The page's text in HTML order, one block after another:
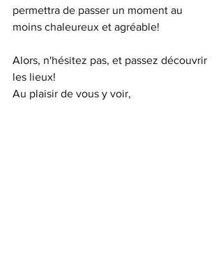
permettra de passer un moment au
moins chaleureux et agréable!
Alors, n'hésitez pas, et passez découvrir
les lieux!
Au plaisir de vous y voir,